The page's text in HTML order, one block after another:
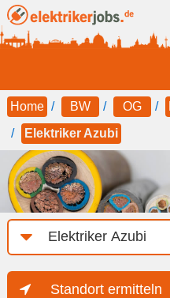
Home BW OG
Elektriker Azubi
Job-
Kategorie
Standort ermitteln